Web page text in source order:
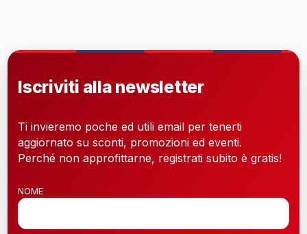
Iscriviti alla newsletter
Ti invieremo poche ed utili email per tenerti
aggiornato su sconti, promozioni ed eventi.
Perché non approfittarne, registrati subito è gratis!
NOME